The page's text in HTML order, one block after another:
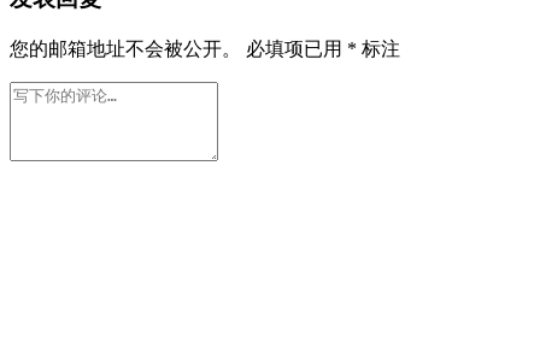
NVIDIA超级CPU完整规格曝光：共四款芯片，挑战Intel